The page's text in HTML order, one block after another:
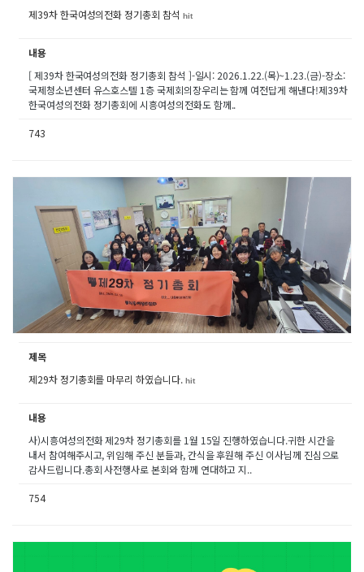
제39차 한국여성의전화 정기총회 참석 hit
내용
[ 제39차 한국여성의전화 정기총회 참석 ]-일시: 2026.1.22.(목)~1.23.(금)-장소:
국제청소년센터 유스호스텔 1층 국제회의장우리는 함께 여전답게 해낸다!제39차
한국여성의전화 정기총회에 시흥여성의전화도 함께..
743
제목
제29차 정기총회를 마무리 하였습니다. hit
내용
사)시흥여성의전화 제29차 정기총회를 1월 15일 진행하였습니다.귀한 시간을
내서 참여해주시고, 위임해 주신 분들과, 간식을 후원해 주신 이사님께 진심으로
감사드립니다.총회 사전행사로 본회와 함께 연대하고 지..
754